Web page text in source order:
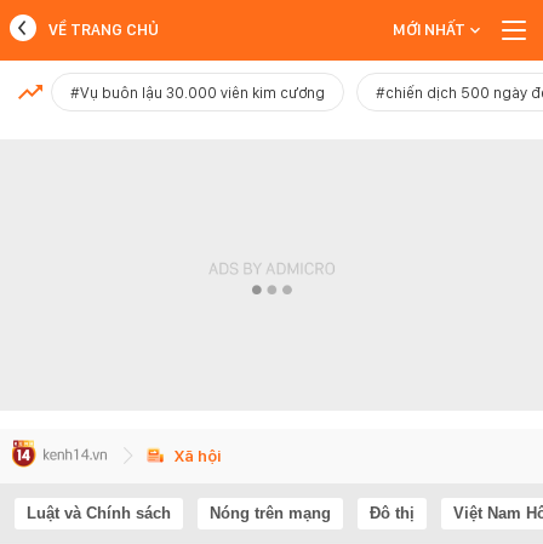
MỚI NHẤT
VỀ TRANG CHỦ MỚI NHẤT
#Vụ buôn lậu 30.000 viên kim cương #chiến dịch 500 ngày
Xã hội
Luật và Chính sách Nóng trên mạng Đô thị Việt Nam